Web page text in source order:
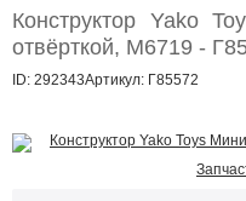
Конструктор Yako
отвёрткой, М6719 -
ID: 292343Артикул: Г85572